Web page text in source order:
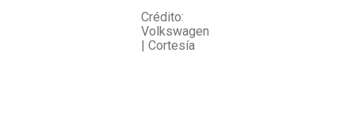
Crédito:
Volkswagen
| Cortesía